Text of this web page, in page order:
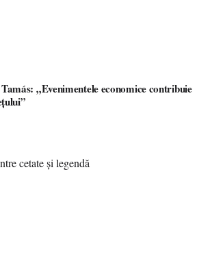
„Evenimentele economice contribuie